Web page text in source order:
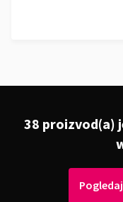
38 proizvod(a)